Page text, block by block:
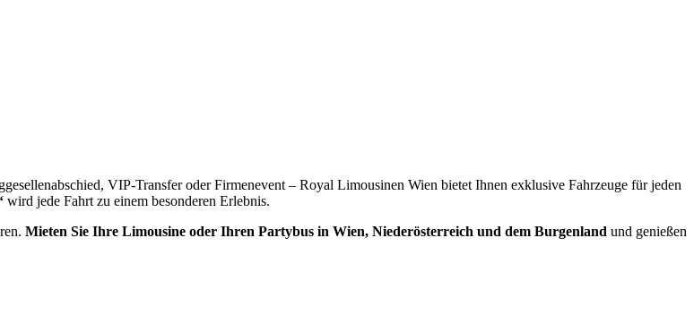
VIP-Transfer oder Firmenevent – Royal Limousinen Wien bietet Ihnen exklusive Fahrzeuge für jeden
wird jede Fahrt zu einem besonderen Erlebnis.
Mieten Sie Ihre Limousine oder Ihren Partybus in Wien, Niederösterreich und dem Burgenland und genießen